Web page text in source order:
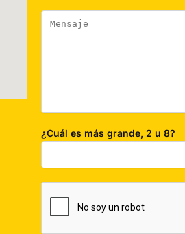
¿Cuál es más grande, 2 u 8?